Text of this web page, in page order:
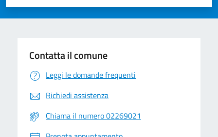
Valuta 5 stelle su 5
Valuta 4 stelle su 5
Valuta 3 stelle su 5
Valuta 2 stelle su 5
Valuta 1 stelle su 5
Contatta il comune
Leggi le domande frequenti
Richiedi assistenza
Chiama il numero 02269021